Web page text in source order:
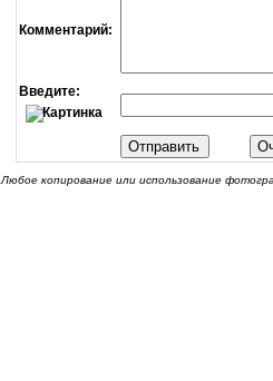
Комментарий:
Введите:
Любое копирование или использование